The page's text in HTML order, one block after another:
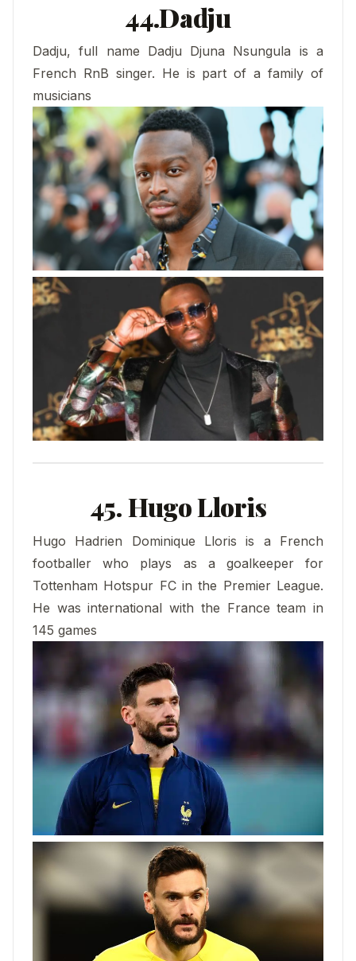
44.Dadju
Dadju, full name Dadju Djuna Nsungula is a
French RnB singer. He is part of a family of
musicians
45. Hugo Lloris
Hugo Hadrien Dominique Lloris is a French
footballer who plays as a goalkeeper for
Tottenham Hotspur FC in the Premier League.
He was international with the France team in
145 games